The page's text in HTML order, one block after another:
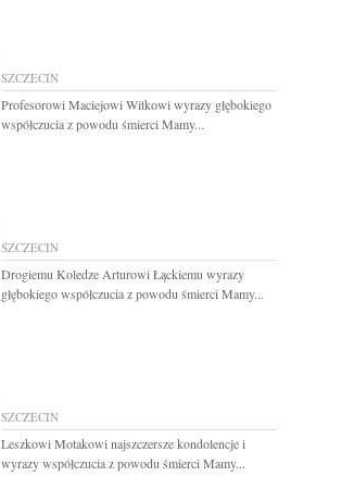
SZCZECIN
Profesorowi Maciejowi Witkowi wyrazy głębokiego
współczucia z powodu śmierci Mamy...
SZCZECIN
Drogiemu Koledze Arturowi Łąckiemu wyrazy
głębokiego współczucia z powodu śmierci Mamy...
SZCZECIN
Leszkowi Motakowi najszczersze kondolencje i
wyrazy współczucia z powodu śmierci Mamy...